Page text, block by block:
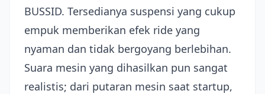
BUSSID. Tersedianya suspensi yang cukup
empuk memberikan efek ride yang
nyaman dan tidak bergoyang berlebihan.
Suara mesin yang dihasilkan pun sangat
realistis; dari putaran mesin saat startup,